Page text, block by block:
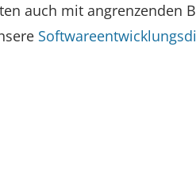
auch mit angrenzenden